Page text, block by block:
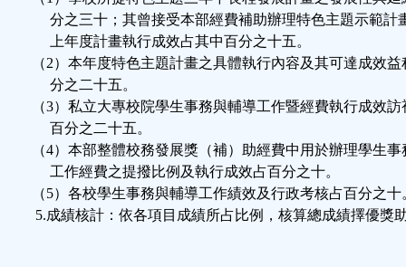
分之三十；其曾接受本部經費補助辦理特色主題示範計
上年度計畫執行成效占其中百分之十五。
（2）本年度特色主題計畫之具體執行內容及其可達成效益
分之二十五。
（3）私立大專校院學生事務與輔導工作暨經費執行成效訪
百分之二十五。
（4）本部整體校務發展獎（補）助經費中用於辦理學生事
工作經費之提撥比例及執行成效占百分之十。
（5）各校學生事務與輔導工作績效及行政考核占百分之十
5.成績核計：依各項目成績所占比例，核算總成績擇優獎